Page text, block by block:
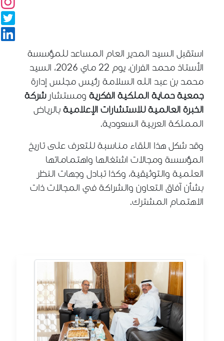
استقبل السيد المدير العام المساعد للمؤسسة
الأستاذ محمد الفران، يوم 22 ماي 2026، السيد
محمد بن عبد الله السلامة رئيس مجلس إدارة
جمعية حماية الملكية الفكريةومستشارشركة
الخبرة العالمية للاستشارات الإعلاميةبالرياض
المملكة العربية السعودية.
وقد شكل هذا اللقاء مناسبة للتعرف على تاريخ
المؤسسة ومجالات اشتغالها واهتماماتها
العلمية والتوثيقية، وكذا تبادل وجهات النظر
بشأن آفاق التعاون والشراكة في المجالات ذات
الاهتمام المشترك.